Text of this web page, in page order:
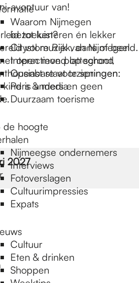
Waarom Nijmegen
bezoeken?
Citystore Rijk van Nijmegen
Interactieve plattegrond
Openbare voorzieningen
Pers & media
Duurzaam toerisme
de hoogte
Nijmeegse ondernemers
Interviews
Fotoverslagen
Cultuurimpressies
Expats
Cultuur
Eten & drinken
Shoppen
avontuur van!
tot luisteren én lekker
vol muziek, dans of beeld.
open mond op schoot,
staat te springen:
kind is anders en geen
2027